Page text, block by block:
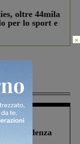
oltre 44mila
per lo sport e
la scadenza
“Un
×